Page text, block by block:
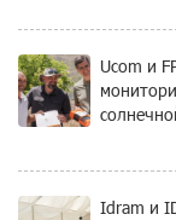
Ucom и
Idram и